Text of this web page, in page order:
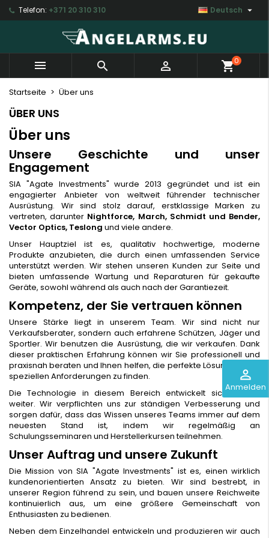
Telefon: +371 20 310 310 Deutsch 
perm_identity
Anmelden
   shopping_cart0
Startseite Über uns
ÜBER UNS
Über uns
Unsere Geschichte und unser
Engagement
SIA "Agate Investments" wurde 2013 gegründet und ist ein
engagierter Anbieter von weltweit führender technischer
Ausrüstung. Wir sind stolz darauf, erstklassige Marken zu
vertreten, darunter Nightforce, March, Schmidt und Bender,
Vector Optics, Teslong und viele andere.
Unser Hauptziel ist es, qualitativ hochwertige, moderne
Produkte anzubieten, die durch einen umfassenden Service
unterstützt werden. Wir stehen unseren Kunden zur Seite und
bieten umfassende Wartung und Reparaturen für gekaufte
Geräte, sowohl während als auch nach der Garantiezeit.
Kompetenz, der Sie vertrauen können
Unsere Stärke liegt in unserem Team. Wir sind nicht nur
Verkaufsberater, sondern auch erfahrene Schützen, Jäger und
Sportler. Wir benutzen die Ausrüstung, die wir verkaufen. Dank
dieser praktischen Erfahrung können wir Sie professionell und
praxisnah beraten und Ihnen helfen, die perfekte Lösung für Ihre
speziellen Anforderungen zu finden.
Die Technologie in diesem Bereich entwickelt sich schnell
weiter. Wir verpflichten uns zur ständigen Verbesserung und
sorgen dafür, dass das Wissen unseres Teams immer auf dem
neuesten Stand ist, indem wir regelmäßig an
Schulungsseminaren und Herstellerkursen teilnehmen.
Unser Auftrag und unsere Zukunft
Die Mission von SIA "Agate Investments" ist es, einen wirklich
kundenorientierten Ansatz zu bieten. Wir sind bestrebt, in
unserer Region führend zu sein, und bauen unsere Reichweite
kontinuierlich aus, um eine größere Gemeinschaft von
Enthusiasten zu bedienen.
Neben dem Einzelhandel entwickeln und produzieren wir auch
My wishlists ×
add_circle_outline Create new list
((modalTitle)) ×
((confirmMessage))
((cancelText))
Wunschliste erstellen ×
Name der Wunschliste
Anmelden ×
Sie müssen angemeldet sein, um Artikel Ihrer
Wunschliste hinzufügen zu können.